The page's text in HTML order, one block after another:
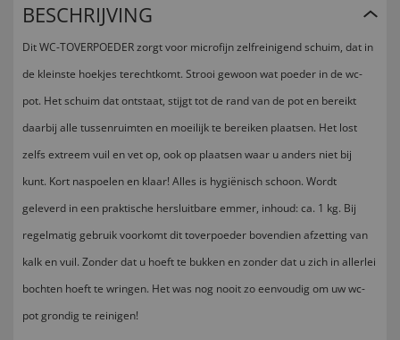
BESCHRIJVING
Dit WC-TOVERPOEDER zorgt voor microfijn zelfreinigend schuim, dat in
de kleinste hoekjes terechtkomt. Strooi gewoon wat poeder in de wc-
pot. Het schuim dat ontstaat, stijgt tot de rand van de pot en bereikt
daarbij alle tussenruimten en moeilijk te bereiken plaatsen. Het lost
zelfs extreem vuil en vet op, ook op plaatsen waar u anders niet bij
kunt. Kort naspoelen en klaar! Alles is hygiënisch schoon. Wordt
geleverd in een praktische hersluitbare emmer, inhoud: ca. 1 kg. Bij
regelmatig gebruik voorkomt dit toverpoeder bovendien afzetting van
kalk en vuil. Zonder dat u hoeft te bukken en zonder dat u zich in allerlei
bochten hoeft te wringen. Het was nog nooit zo eenvoudig om uw wc-
pot grondig te reinigen!